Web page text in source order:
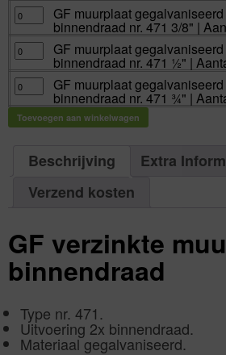
GF
muurplaat
gegalvaniseerd
binnendraad
nr.
471
|
Aantal
1
aantal
GF muurplaat gegalvaniseerd
binnendraad nr. 471 3/8" |
GF
muurplaat
gegalvaniseerd
binnendraad
nr.
471
½"
Aantal
GF muurplaat gegalvaniseerd
binnendraad nr. 471 ½" |
GF
muurplaat
gegalvaniseerd
2x
binnendraad
nr.
Aantal
GF muurplaat gegalvaniseerd
binnendraad nr. 471 ¾" |
Toevoegen aan winkelwagen
Beschrijving
Extra
Verzend kosten
GF verzinkte
binnendraad
Type nr. 471.
Uitvoering 2x binnendraad.
Materiaal gegalvaniseerd.